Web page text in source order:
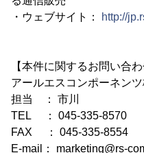
・ウェブサイト：
http://
【本件に関するお問い合わ
アールエスコンポーネン
担当 ： 市川
TEL ： 045-335-8570
FAX ： 045-335-8554
E-mail： marketing@rs-